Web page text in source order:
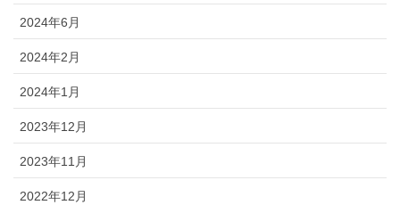
2024年6月
2024年2月
2024年1月
2023年12月
2023年11月
2022年12月